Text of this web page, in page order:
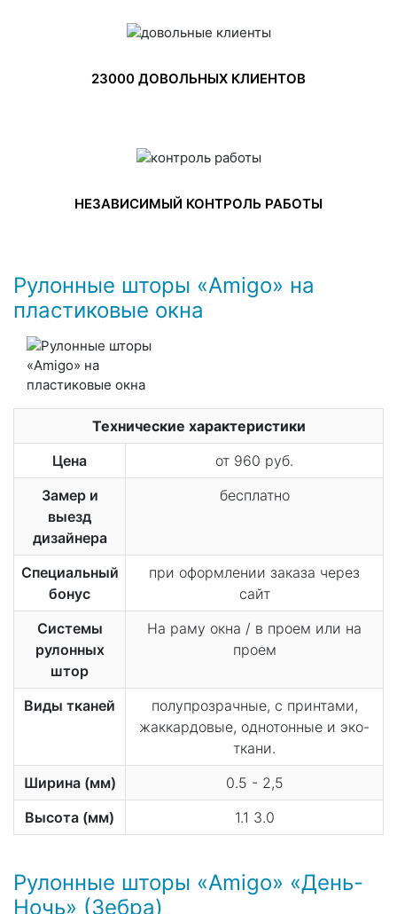
23000 ДОВОЛЬНЫХ КЛИЕНТОВ
НЕЗАВИСИМЫЙ КОНТРОЛЬ РАБОТЫ
Рулонные шторы «Amigo» на
пластиковые окна
Технические характеристики
Цена
от 960 руб.
Замер и
выезд
дизайнера
бесплатно
Специальный
бонус
при оформлении заказа через
сайт
Системы
рулонных
штор
На раму окна / в проем или на
проем
Виды тканей
полупрозрачные, с принтами,
жаккардовые, однотонные и эко-
ткани.
Ширина (мм)
0.5 - 2,5
Высота (мм)
1.1 3.0
Рулонные шторы «Amigo» «День-
Ночь» (Зебра)